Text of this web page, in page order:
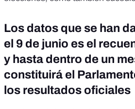
Los datos que se han
el 9 de junio es el
y hasta dentro de un
constituirá el
los resultados oficiales